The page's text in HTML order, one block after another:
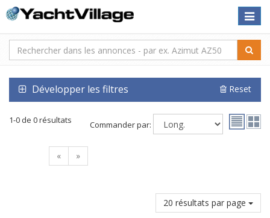
Toggle
Développer les filtres Reset
1-0 de 0 résultats Commander par:
« »
20 résultats par page